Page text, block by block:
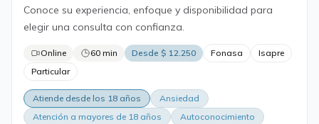
Conoce su experiencia, enfoque y disponibilidad para
elegir una consulta con confianza.
Online 60 min Desde $ 12.250 Fonasa
Isapre
Particular
Atiende desde los 18 años
Ansiedad
Atención a mayores de 18 años
Autoconocimiento